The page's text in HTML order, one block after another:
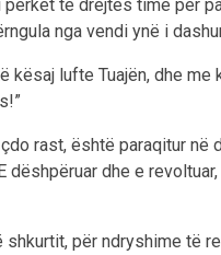
të drejtës time për
nga vendi ynë i
lufte Tuajën, dhe me
rast, është paraqitur
dhe e
për ndryshime të